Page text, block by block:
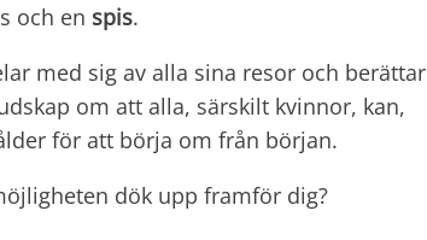
och en spis.
med sig av alla sina resor och berättar
om att alla, särskilt kvinnor, kan,
för att börja om från början.
dök upp framför dig?